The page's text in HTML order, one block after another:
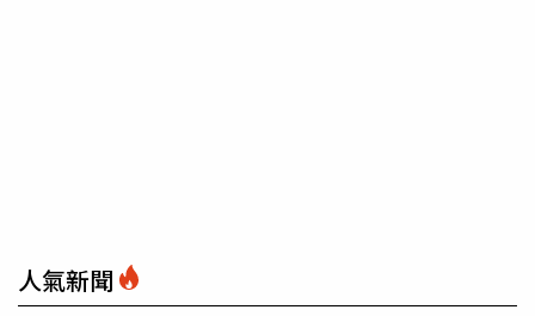
人氣新聞